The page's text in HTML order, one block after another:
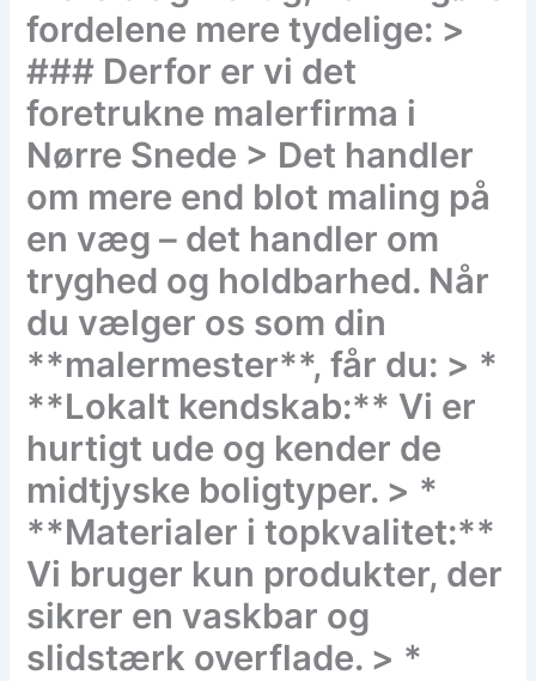
fordelene mere tydelige: >
### Derfor er vi det
foretrukne malerfirma i
Nørre Snede > Det handler
om mere end blot maling på
en væg – det handler om
tryghed og holdbarhed. Når
du vælger os som din
**malermester**, får du: > *
**Lokalt kendskab:** Vi er
hurtigt ude og kender de
midtjyske boligtyper. > *
**Materialer i topkvalitet:**
Vi bruger kun produkter, der
sikrer en vaskbar og
slidstærk overflade. > *